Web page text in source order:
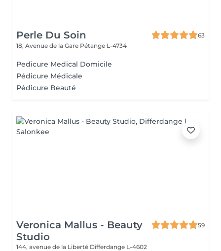
Perle Du Soin
63
18, Avenue de la Gare Pétange L-4734
Pedicure Medical Domicile
Pédicure Médicale
Pédicure Beauté
Veronica Mallus - Beauty
Studio
59
144, avenue de la Liberté Differdange L-4602